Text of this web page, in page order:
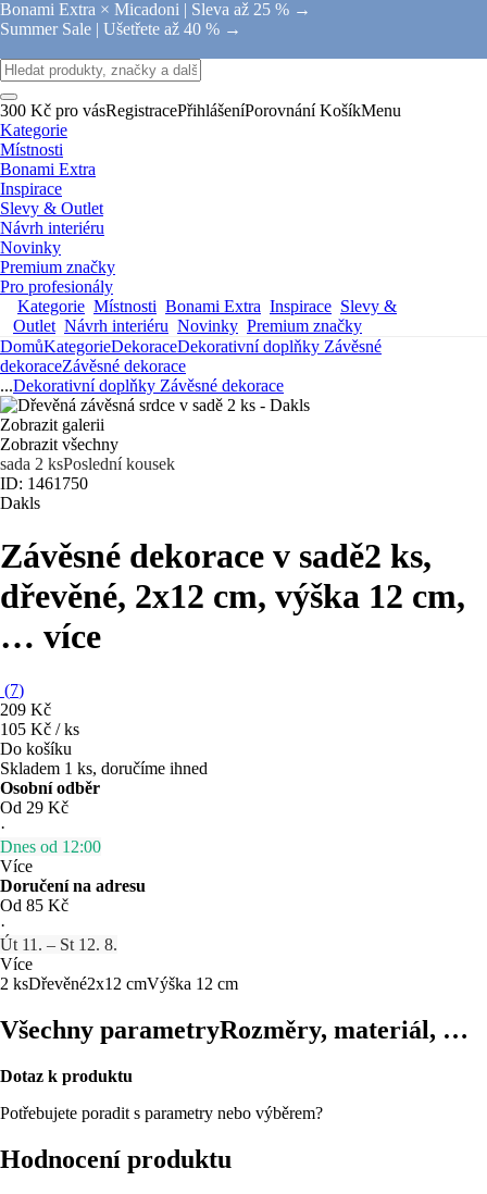
Bonami Extra × Micadoni | Sleva až 25 % →
Summer Sale | Ušetřete až 40 % →
300 Kč pro vásRegistracePřihlášeníPorovnání KošíkMenu
Kategorie
Místnosti
Bonami Extra
Inspirace
Slevy & Outlet
Návrh interiéru
Novinky
Premium značky
Pro profesionály
Kategorie Místnosti Bonami Extra Inspirace Slevy &
Outlet Návrh interiéru Novinky Premium značky
DomůKategorieDekoraceDekorativní doplňky Závěsné
dekoraceZávěsné dekorace
...Dekorativní doplňky Závěsné dekorace
Zobrazit galerii
Zobrazit všechny
sada 2 ksPoslední kousek
ID: 1461750
Dakls
Závěsné dekorace v sadě2 ks,
dřevěné, 2x12 cm, výška 12 cm,
… více
(7)
209 Kč
105 Kč / ks
Do košíku
Skladem 1 ks, doručíme ihned
Osobní odběr
Od 29 Kč
·
Dnes od 12:00
Více
Doručení na adresu
Od 85 Kč
·
Út 11. – St 12. 8.
Více
2 ksDřevěné2x12 cmVýška 12 cm
Všechny parametryRozměry, materiál, …
Dotaz k produktu
Potřebujete poradit s parametry nebo výběrem?
Hodnocení produktu